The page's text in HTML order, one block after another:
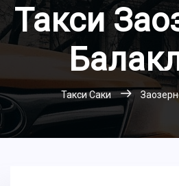
Такси
Такси Саки